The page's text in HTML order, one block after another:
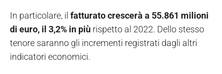
In particolare, il fatturato crescerà a 55.861 milioni
di euro, il 3,2% in più rispetto al 2022. Dello stesso
tenore saranno gli incrementi registrati dagli altri
indicatori economici.